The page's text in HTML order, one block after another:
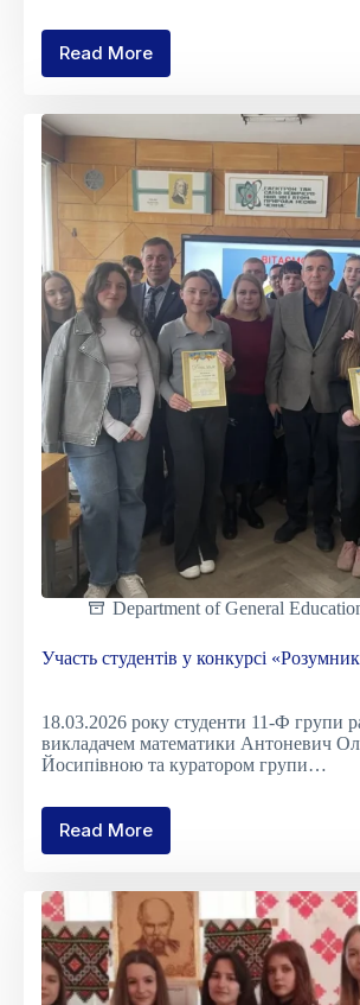
Read MoreТематична
вигорання:
подолання»
Department of General
Участь студентів у конкурсі
18.03.2026 року студенти 11-Ф групи
викладачем математики Антоневич
Йосипівною та куратором групи…
Read More
Участь
студентів
конкурсі
«Розумник
ФМІ»